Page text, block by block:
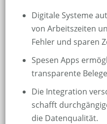
Digitale Systeme
von Arbeitszeiten
Fehler und sparen
Spesen Apps
transparente
Die Integration
schafft
die Datenqualität.